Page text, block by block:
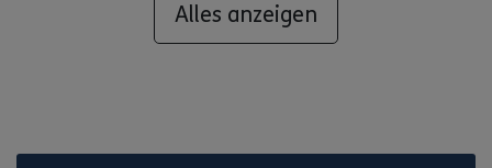
Alles anzeigen